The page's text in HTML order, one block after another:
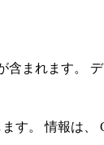
まれます。 デ
す。 情報は、